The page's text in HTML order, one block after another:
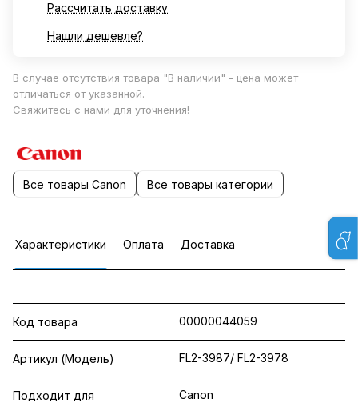
Рассчитать доставку
Нашли дешевле?
В случае отсутствия товара "В наличии" - цена может
отличаться от указанной.
Свяжитесь с нами для уточнения!
Все товары Canon Все товары категории
Характеристики Оплата Доставка
Код товара 00000044059
Артикул (Модель) FL2-3987/ FL2-3978
Подходит для Canon